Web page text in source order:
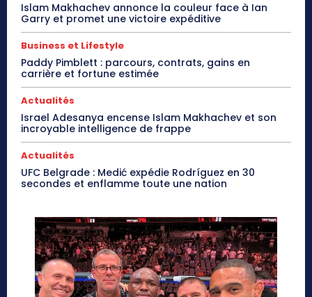
Islam Makhachev annonce la couleur face à Ian
Garry et promet une victoire expéditive
Business et Lifestyle
Paddy Pimblett : parcours, contrats, gains en
carrière et fortune estimée
Actualités
Israel Adesanya encense Islam Makhachev et son
incroyable intelligence de frappe
Actualités
UFC Belgrade : Medić expédie Rodríguez en 30
secondes et enflamme toute une nation